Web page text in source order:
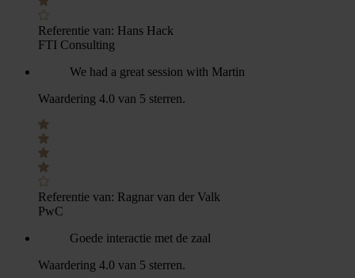
Referentie van: Hans Hack
FTI Consulting
We had a great session with Martin
Waardering 4.0 van 5 sterren.
Referentie van: Ragnar van der Valk
PwC
Goede interactie met de zaal
Waardering 4.0 van 5 sterren.